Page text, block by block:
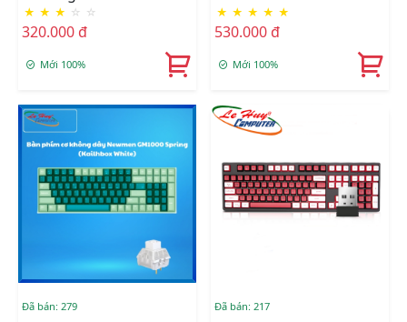
StarNet GM818-X
★ ★ ★ ☆ ☆
320.000 đ
Mới 100%
(Black/Red/Blue/Brown
Switch)
★ ★ ★ ★ ★
530.000 đ
Mới 100%
Đã bán: 279 Đã bán: 217